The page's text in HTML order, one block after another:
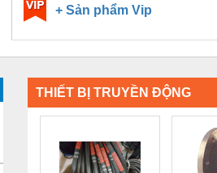
+ Sản phẩm Vip
THIẾT BỊ TRUYỀN ĐỘNG